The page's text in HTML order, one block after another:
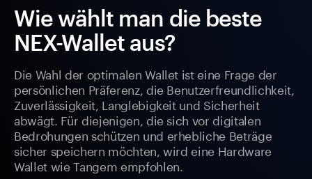
Wie wählt man die beste
NEX-Wallet aus?
Die Wahl der optimalen Wallet ist eine Frage der
persönlichen Präferenz, die Benutzerfreundlichkeit,
Zuverlässigkeit, Langlebigkeit und Sicherheit
abwägt. Für diejenigen, die sich vor digitalen
Bedrohungen schützen und erhebliche Beträge
sicher speichern möchten, wird eine Hardware
Wallet wie Tangem empfohlen.